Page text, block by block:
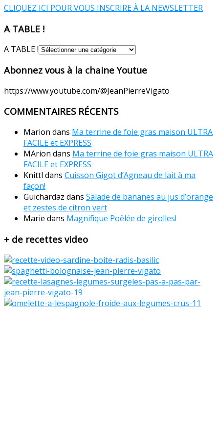
CLIQUEZ ICI POUR VOUS INSCRIRE À LA NEWSLETTER
A TABLE !
A TABLE !
Abonnez vous à la chaine Youtue
https://www.youtube.com/@JeanPierreVigato
COMMENTAIRES RÉCENTS
Marion dans Ma terrine de foie gras maison ULTRA
FACILE et EXPRESS
MArion dans Ma terrine de foie gras maison ULTRA
FACILE et EXPRESS
Knittl dans Cuisson Gigot d’Agneau de lait à ma
façon!
Guichardaz dans Salade de bananes au jus d’orange
et zestes de citron vert
Marie dans Magnifique Poêlée de girolles!
+ de recettes video